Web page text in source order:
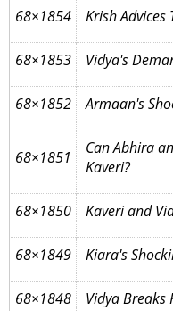
68×1854 Krish Advices
68×1853 Vidya's
68×1852 Armaan's
68×1851
Can Abhira
Kaveri?
68×1850 Kaveri and
68×1849 Kiara's
68×1848 Vidya Breaks